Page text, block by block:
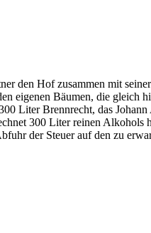
den Hof zusammen mit
eigenen Bäumen, die gleich
Liter Brennrecht, das
300 Liter reinen Alkohols
der Steuer auf den zu